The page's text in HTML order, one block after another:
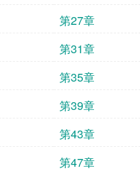
第27章
第31章
第35章
第39章
第43章
第47章